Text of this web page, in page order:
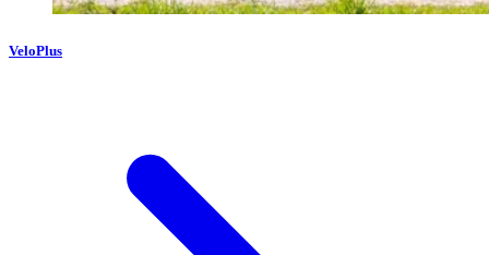
VeloPlus